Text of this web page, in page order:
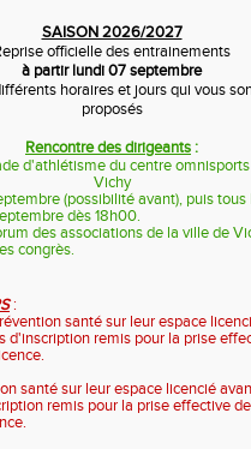
SAISON 2026/2027
officielle des entrainements
à partir lundi 07 septembre
horaires et jours qui vous
proposés
Rencontre des dirigeants:
d'athlétisme du centre
Vichy
(possibilité avant), puis tous
dès 18h00.
des associations de la ville de
congrès.
:
santésur leur espace
remis pour la prise
santésur leur espace licencié
remis pour la prise effective